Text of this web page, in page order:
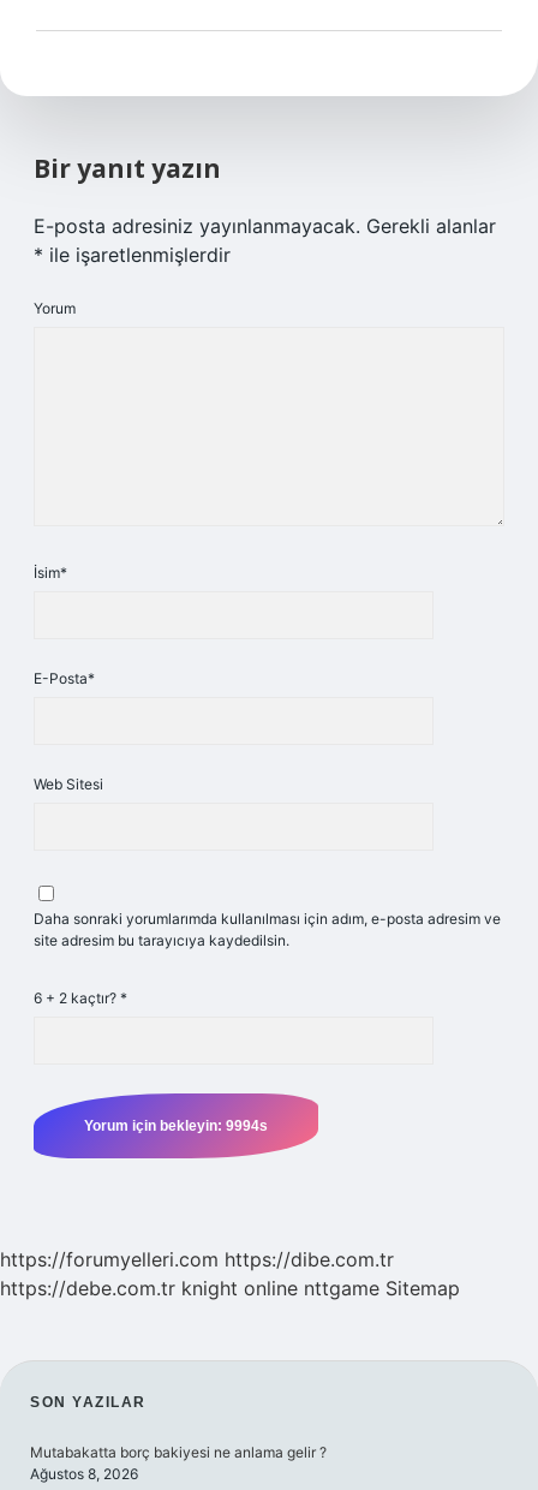
Bir yanıt yazın
E-posta adresiniz yayınlanmayacak. Gerekli alanlar
* ile işaretlenmişlerdir
Yorum
İsim*
E-Posta*
Web Sitesi
Daha sonraki yorumlarımda kullanılması için adım, e-posta adresim ve
site adresim bu tarayıcıya kaydedilsin.
6 + 2 kaçtır? *
https://forumyelleri.com https://dibe.com.tr
https://debe.com.tr knight online nttgame Sitemap
SIDEBAR
SON YAZILAR
Mutabakatta borç bakiyesi ne anlama gelir ?
Ağustos 8, 2026